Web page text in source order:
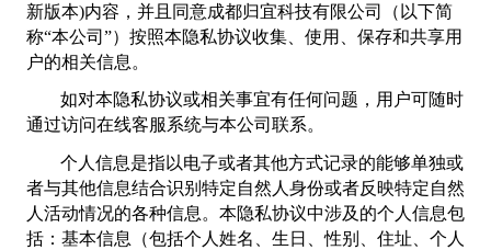
新版本)内容，并且同意成都归宜科技有限公司（以下简
称“本公司”）按照本隐私协议收集、使用、保存和共享用
户的相关信息。
如对本隐私协议或相关事宜有任何问题，用户可随时
通过访问在线客服系统与本公司联系。
个人信息是指以电子或者其他方式记录的能够单独或
者与其他信息结合识别特定自然人身份或者反映特定自然
人活动情况的各种信息。本隐私协议中涉及的个人信息包
括：基本信息（包括个人姓名、生日、性别、住址、个人